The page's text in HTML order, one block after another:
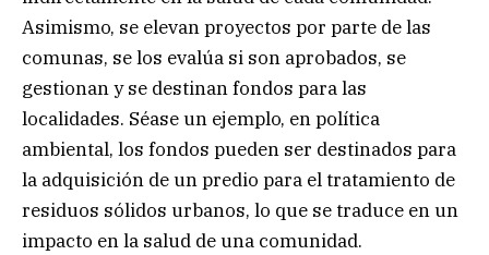
Asimismo, se elevan proyectos por parte de las
comunas, se los evalúa si son aprobados, se
gestionan y se destinan fondos para las
localidades. Séase un ejemplo, en política
ambiental, los fondos pueden ser destinados para
la adquisición de un predio para el tratamiento de
residuos sólidos urbanos, lo que se traduce en un
impacto en la salud de una comunidad.